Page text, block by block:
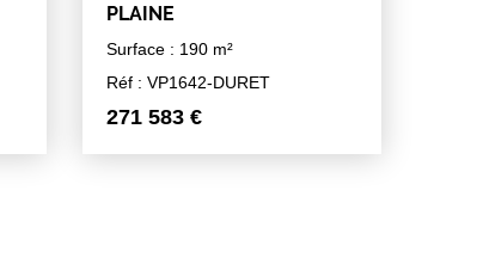
PLAINE
Surface : 190 m²
Réf : VP1642-DURET
271 583 €